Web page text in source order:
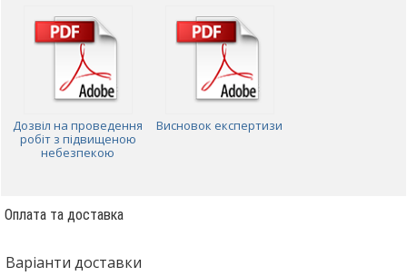
Дозвіл на проведення
робіт з підвищеною
небезпекою
Висновок експертизи
Оплата та доставка
Варіанти доставки